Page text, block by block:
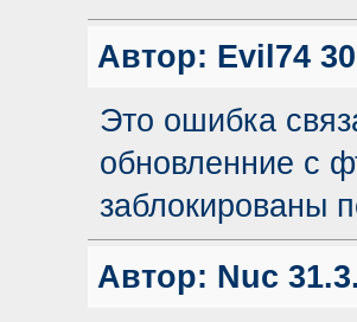
Автор: Evil74
Это ошибка
обновленние с
заблокированы
Автор: Nuc